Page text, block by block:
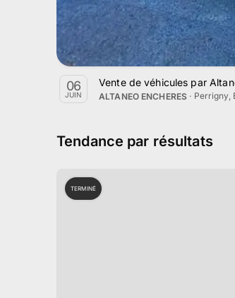
06
JUIN
Vente de véhicules par
ALTANEO ENCHERES · Perrigny,
Tendance par résultats
TERMINÉ